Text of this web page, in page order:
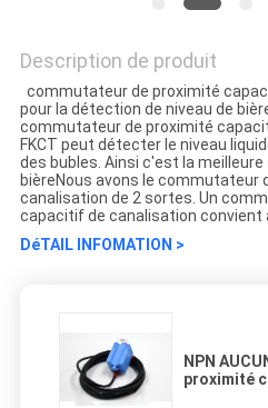
Description de produit
commutateur de proximité
pour la détection de niveau de
commutateur de proximité
FKCT peut détecter le niveau
des bubles. Ainsi c'est la
bièreNous avons le commutateur
canalisation de 2 sortes. Un
capacitif de canalisation convient
DéTAIL INFOMATION >
NPN
proximité